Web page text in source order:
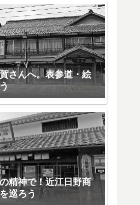
さんへ。表参道・絵
精神で！近江日野商
巡ろう